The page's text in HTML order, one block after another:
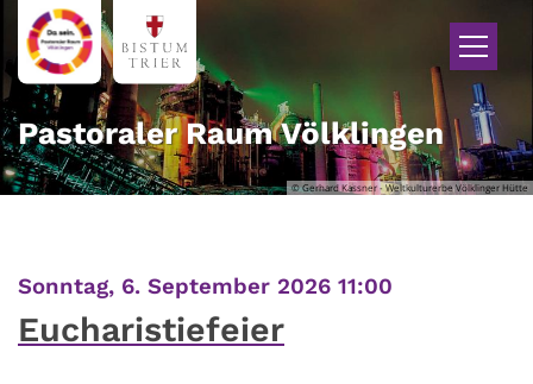
Zum Inhalt springen
© Gerhard Kassner - Weltkulturerbe Völklinger Hütte
Pastoraler Raum Völklingen
Sonntag, 6. September 2026 11:00
Eucharistiefeier